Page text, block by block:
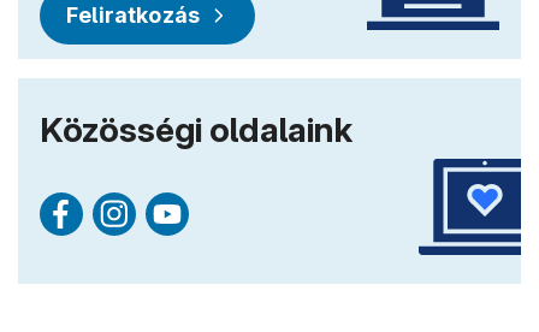
Feliratkozás
Közösségi oldalaink